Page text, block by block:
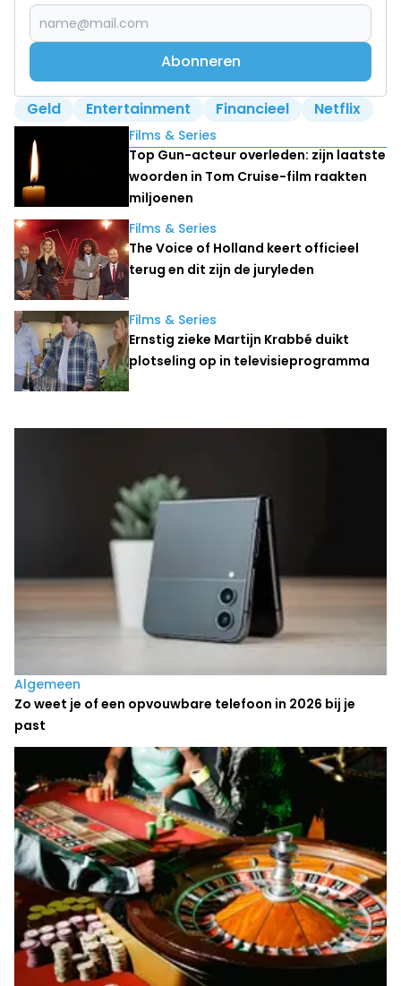
Abonneren
Geld Entertainment Financieel Netflix
Lees ook
Films & Series
Top Gun-acteur overleden: zijn laatste
woorden in Tom Cruise-film raakten
miljoenen
Films & Series
The Voice of Holland keert officieel
terug en dit zijn de juryleden
Films & Series
Ernstig zieke Martijn Krabbé duikt
plotseling op in televisieprogramma
Laatste nieuws
Algemeen
Zo weet je of een opvouwbare telefoon in 2026 bij je
past